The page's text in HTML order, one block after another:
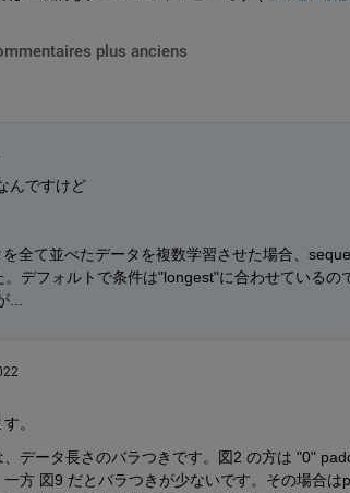
plus anciens
んですけど
全て並べたデータを複数学習させた場合、
デフォルトで条件は"longest"に合わせているの
...
。
データ長さのバラつきです。図2 の方は "0"
方 図9 だとバラつきが少ないです。その場合